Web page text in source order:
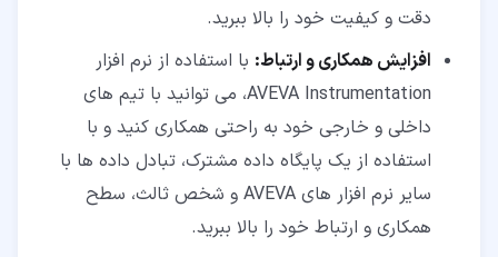
دقت و کیفیت خود را بالا ببرید.
افزایش همکاری و ارتباط: با استفاده از نرم افزار
AVEVA Instrumentation، می توانید با تیم های
داخلی و خارجی خود به راحتی همکاری کنید و با
استفاده از یک پایگاه داده مشترک، تبادل داده ها با
سایر نرم افزار های AVEVA و شخص ثالث، سطح
همکاری و ارتباط خود را بالا ببرید.